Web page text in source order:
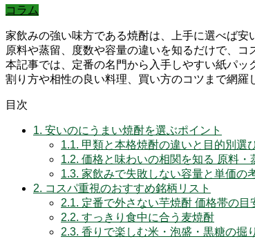
コラム
家飲みの強い味方である焼酎は、上手に選べば安
原料や蒸留、度数や容量の違いを知るだけで、コ
本記事では、定番の名門から入手しやすい紙パッ
割り方や相性の良い料理、買い方のコツまで網羅
目次
1. 安いのにうまい焼酎を選ぶポイント
1.1. 甲類と本格焼酎の違いと目的別選
1.2. 価格と味わいの相関を知る 原料・
1.3. 家飲みで失敗しない容量と単価の
2. コスパ重視のおすすめ銘柄リスト
2.1. 定番で外さない芋焼酎 価格帯の目
2.2. すっきり食中に合う麦焼酎
2.3. 香りで楽しむ米・泡盛・黒糖の掘